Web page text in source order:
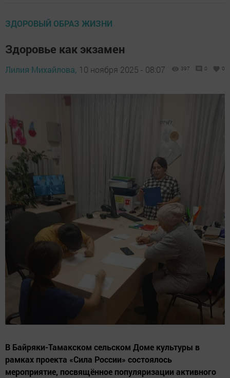
ЗДОРОВЫЙ ОБРАЗ ЖИЗНИ
Здоровье как экзамен
Лилия Михайлова, 10 ноября 2025 - 08:07 397 0 0
В Байряки-Тамакском сельском Доме культуры в
рамках проекта «Сила России» состоялось
мероприятие, посвящённое популяризации активного